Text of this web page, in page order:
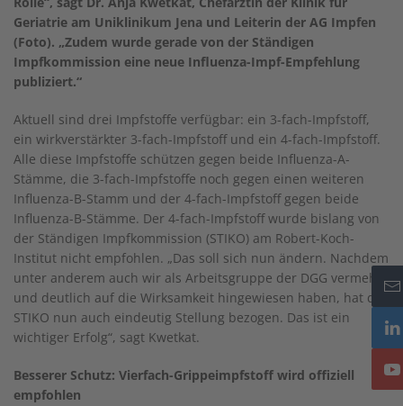
Geriatrie am Uniklinikum Jena und Leiterin der AG Impfen
(Foto). „Zudem wurde gerade von der Ständigen
Impfkommission eine neue Influenza-Impf-Empfehlung
publiziert.“
Aktuell sind drei Impfstoffe verfügbar: ein 3-fach-Impfstoff,
ein wirkverstärkter 3-fach-Impfstoff und ein 4-fach-Impfstoff.
Alle diese Impfstoffe schützen gegen beide Influenza-A-
Stämme, die 3-fach-Impfstoffe noch gegen einen weiteren
Influenza-B-Stamm und der 4-fach-Impfstoff gegen beide
Influenza-B-Stämme. Der 4-fach-Impfstoff wurde bislang von
der Ständigen Impfkommission (STIKO) am Robert-Koch-
Institut nicht empfohlen. „Das soll sich nun ändern. Nachdem
unter anderem auch wir als Arbeitsgruppe der DGG vermehrt
und deutlich auf die Wirksamkeit hingewiesen haben, hat die
STIKO nun auch eindeutig Stellung bezogen. Das ist ein
wichtiger Erfolg“, sagt Kwetkat.
Besserer Schutz: Vierfach-Grippeimpfstoff wird offiziell
empfohlen